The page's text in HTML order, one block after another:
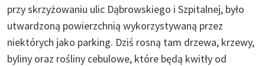
przy skrzyżowaniu ulic Dąbrowskiego i Szpitalnej, było
utwardzoną powierzchnią wykorzystywaną przez
niektórych jako parking. Dziś rosną tam drzewa, krzewy,
byliny oraz rośliny cebulowe, które będą kwitły od